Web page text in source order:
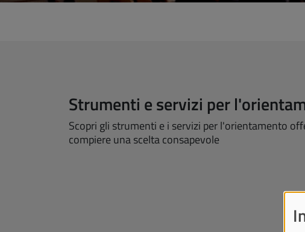
Strumenti e servizi per
Scopri gli strumenti e i servizi per l'orientamento
compiere una scelta consapevole